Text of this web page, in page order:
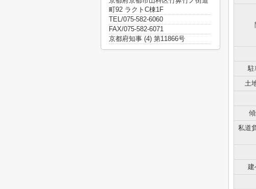
駐
土
私道
建
町92 ラクトC棟1F
TEL/075-582-6060
FAX/075-582-6071
京都府知事 (4) 第11866号